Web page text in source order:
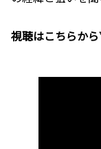
視聴はこちらか